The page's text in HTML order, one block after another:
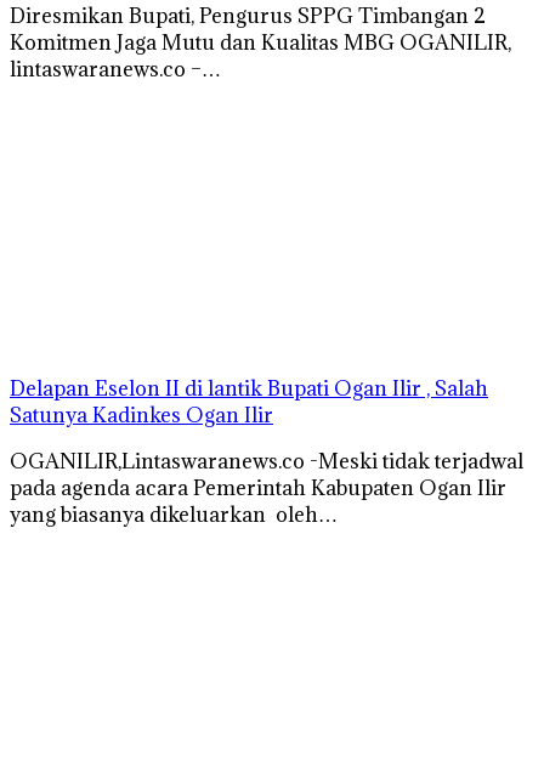
Diresmikan Bupati, Pengurus SPPG Timbangan 2
Komitmen Jaga Mutu dan Kualitas MBG OGANILIR,
lintaswaranews.co –…
Delapan Eselon II di lantik Bupati Ogan Ilir , Salah
Satunya Kadinkes Ogan Ilir
OGANILIR,Lintaswaranews.co -Meski tidak terjadwal
pada agenda acara Pemerintah Kabupaten Ogan Ilir
yang biasanya dikeluarkan oleh…